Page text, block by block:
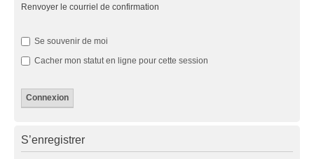
Renvoyer le courriel de confirmation
Se souvenir de moi
Cacher mon statut en ligne pour cette session
S’enregistrer